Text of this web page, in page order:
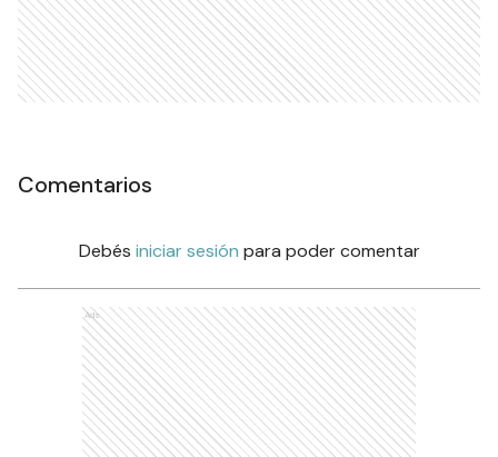
Comentarios
Debés iniciar sesión para poder comentar
Ads